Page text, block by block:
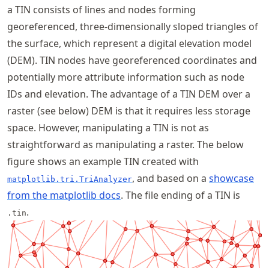
a TIN consists of lines and nodes forming
georeferenced, three-dimensionally sloped triangles of
the surface, which represent a digital elevation model
(DEM). TIN nodes have georeferenced coordinates and
potentially more attribute information such as node
IDs and elevation. The advantage of a TIN DEM over a
raster (see below) DEM is that it requires less storage
space. However, manipulating a TIN is not as
straightforward as manipulating a raster. The below
figure shows an example TIN created with
matplotlib.tri.TriAnalyzer, and based on a showcase
from the matplotlib docs. The file ending of a TIN is
.tin.